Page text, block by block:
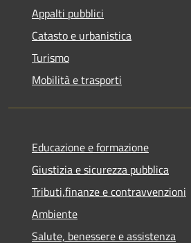
Appalti pubblici
Catasto e urbanistica
Turismo
Mobilità e trasporti
Educazione e formazione
Giustizia e sicurezza pubblica
Tributi,finanze e contravvenzioni
Ambiente
Salute, benessere e assistenza